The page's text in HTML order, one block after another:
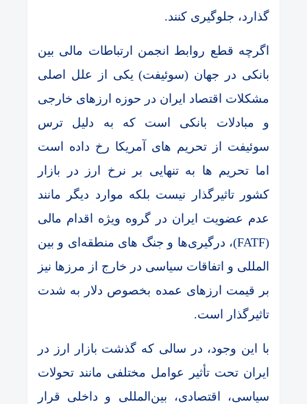
گذارد، جلوگیری کنند.
اگرچه قطع روابط انجمن ارتباطات مالی بین
بانکی در جهان (سوئیفت) یکی از علل اصلی
مشکلات اقتصاد ایران در حوزه ارزهای خارجی
و مبادلات بانکی است که به دلیل ترس
سوئیفت از تحریم های آمریکا رخ داده است
اما تحریم ها به تنهایی بر نرخ ارز در بازار
کشور تاثیرگذار نیست بلکه موارد دیگر مانند
عدم عضویت ایران در گروه ویژه اقدام مالی
(FATF)، درگیری‌ها و جنگ های منطقه‌ای و بین
المللی و اتفاقات سیاسی در خارج از مرزها نیز
بر قیمت ارزهای عمده بخصوص دلار به شدت
تاثیرگذار است.
با این وجود، در سالی که گذشت بازار ارز در
ایران تحت تأثیر عوامل مختلفی مانند تحولات
سیاسی، اقتصادی، بین‌المللی و داخلی قرار